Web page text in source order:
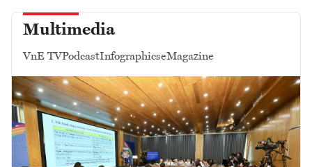
Multimedia
VnE TVPodcastInfographicseMagazine